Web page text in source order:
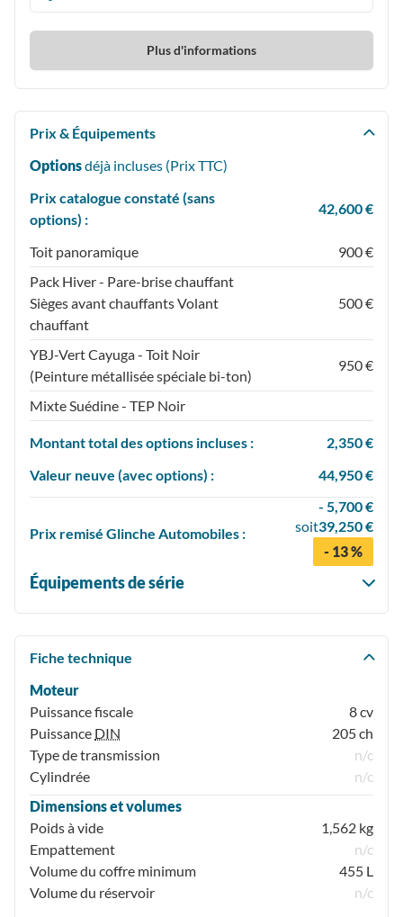
Plus d'informations
Prix & Équipements
Optionsdéjà incluses (PrixTTC)
Prix catalogue constaté (sans
options) :
42,600 €
Toit panoramique
900 €
Pack Hiver - Pare-brise chauffant
Sièges avant chauffants Volant
chauffant
500 €
YBJ-Vert Cayuga - Toit Noir
(Peinture métallisée spéciale bi-ton)
950 €
Mixte Suédine - TEP Noir
Montant total des options incluses :
2,350 €
Valeur neuve (avec options) :
44,950 €
Prix remisé Glinche Automobiles :
- 5,700 €
soit39,250 €
- 13 %
Équipements de série
Fiche technique
Moteur
Puissance fiscale
8 cv
Puissance DIN
205 ch
Type de transmission
n/c
Cylindrée
n/c
Dimensions et volumes
Poids à vide
1,562 kg
Empattement
n/c
Volume du coffre minimum
455 L
Volume du réservoir
n/c